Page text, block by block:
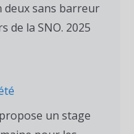
deux sans barreur
de la SNO. 2025
un stage